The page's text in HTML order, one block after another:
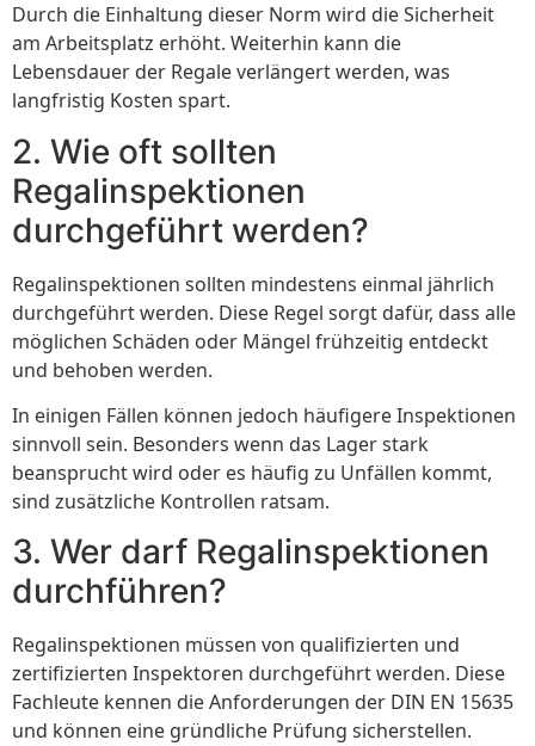
Durch die Einhaltung dieser Norm wird die Sicherheit
am Arbeitsplatz erhöht. Weiterhin kann die
Lebensdauer der Regale verlängert werden, was
langfristig Kosten spart.
2. Wie oft sollten
Regalinspektionen
durchgeführt werden?
Regalinspektionen sollten mindestens einmal jährlich
durchgeführt werden. Diese Regel sorgt dafür, dass alle
möglichen Schäden oder Mängel frühzeitig entdeckt
und behoben werden.
In einigen Fällen können jedoch häufigere Inspektionen
sinnvoll sein. Besonders wenn das Lager stark
beansprucht wird oder es häufig zu Unfällen kommt,
sind zusätzliche Kontrollen ratsam.
3. Wer darf Regalinspektionen
durchführen?
Regalinspektionen müssen von qualifizierten und
zertifizierten Inspektoren durchgeführt werden. Diese
Fachleute kennen die Anforderungen der DIN EN 15635
und können eine gründliche Prüfung sicherstellen.